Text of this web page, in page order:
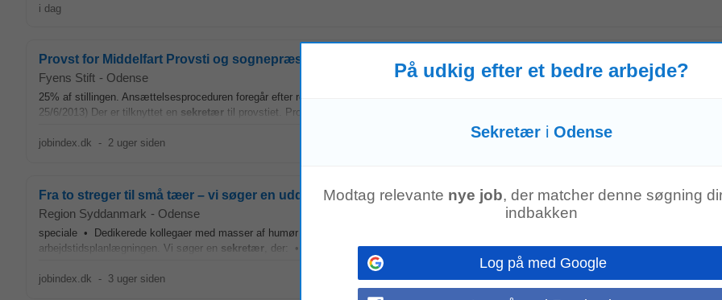
i dag
Provst for Middelfart Provsti og sognepræst i Middelfart pastorat - Genopslag
Fyens Stift - Odense
25% af stillingen. Ansættelsesproceduren foregår efter reglerne i § 14b i bekendtgørelse af lov om ansættelse i stillinger i Folkekirken m.v. (LBK nr.
25/6/2013) Der er tilknyttet en sekretær til provstiet. Provstikontoret er beliggende...
jobindex.dk - 2 uger siden
Fra to streger til små tæer – vi søger en uddannet lægesekretær/sundhedsadministrativ koordinator
Region Syddanmark - Odense
speciale • Dedikerede kollegaer med masser af humør • Godt tværfagligt samarbejde • Mulighed for flexaftale • God mulighed for indflydelse
arbejdstidsplanlægningen. Vi søger en sekretær , der: • Har en værdsættende og anerkendende tilgang til patienter...
jobindex.dk - 3 uger siden
På udkig efter et bedre arbejde?
Sekretær i Odense
Modtag relevante nye job, der matcher denne søgning
indbakken
Log på med Google